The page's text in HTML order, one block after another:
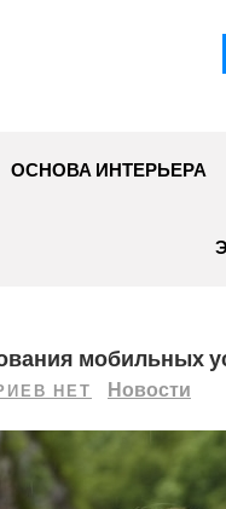
ОСНОВА ИНТЕРЬЕРА
мобильных
НЕТ Новости